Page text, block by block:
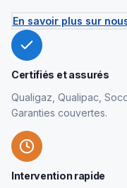
En savoir plus sur
Certifiés et assurés
Qualigaz, Qualipac,
Garanties couvertes.
Intervention rapide